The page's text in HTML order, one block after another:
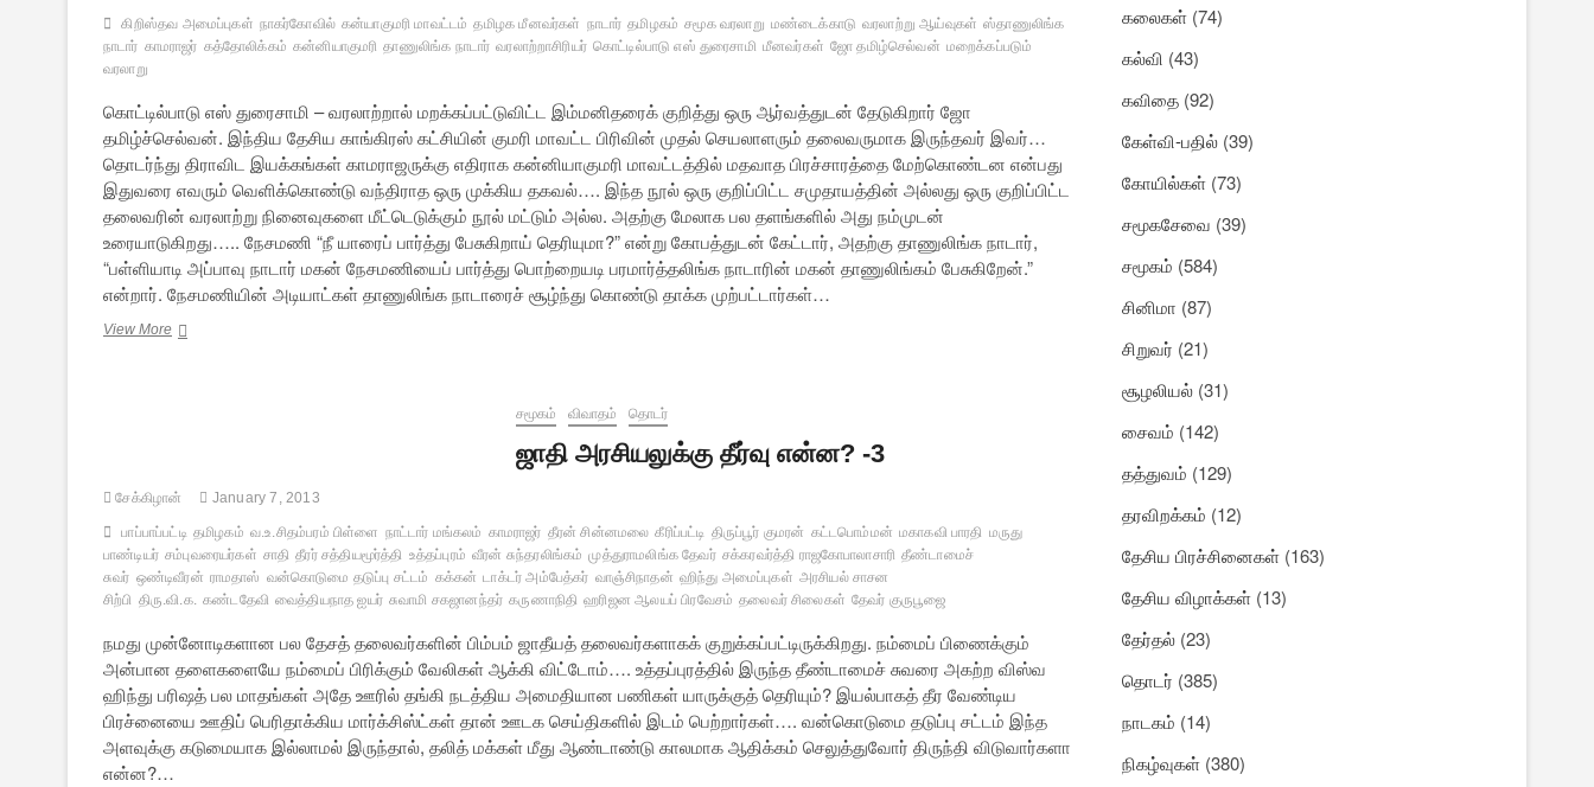
கிறிஸ்தவ அமைப்புகள் நாகர்கோவில் கன்யாகுமரி மாவட்டம் தமிழக மீனவர்கள் நாடார் தமிழகம் சமூக வரலாறு மண்டைக்காடு வரலாற்று ஆய்வுகள் ஸ்தாணுலிங்க
நாடார் காமராஜர் கத்தோலிக்கம் கன்னியாகுமரி தாணுலிங்க நாடார் வரலாற்றாசிரியர் கொட்டில்பாடு எஸ் துரைசாமி மீனவர்கள் ஜோ தமிழ்செல்வன் மறைக்கப்படும்
வரலாறு
கொட்டில்பாடு எஸ் துரைசாமி – வரலாற்றால் மறக்கப்பட்டுவிட்ட இம்மனிதரைக் குறித்து ஒரு ஆர்வத்துடன் தேடுகிறார் ஜோ
தமிழ்ச்செல்வன். இந்திய தேசிய காங்கிரஸ் கட்சியின் குமரி மாவட்ட பிரிவின் முதல் செயலாளரும் தலைவருமாக இருந்தவர் இவர்…
தொடர்ந்து திராவிட இயக்கங்கள் காமராஜருக்கு எதிராக கன்னியாகுமரி மாவட்டத்தில் மதவாத பிரச்சாரத்தை மேற்கொண்டன என்பது
இதுவரை எவரும் வெளிக்கொண்டு வந்திராத ஒரு முக்கிய தகவல்…. இந்த நூல் ஒரு குறிப்பிட்ட சமுதாயத்தின் அல்லது ஒரு குறிப்பிட்ட
தலைவரின் வரலாற்று நினைவுகளை மீட்டெடுக்கும் நூல் மட்டும் அல்ல. அதற்கு மேலாக பல தளங்களில் அது நம்முடன்
உரையாடுகிறது….. நேசமணி “நீ யாரைப் பார்த்து பேசுகிறாய் தெரியுமா?” என்று கோபத்துடன் கேட்டார், அதற்கு தாணுலிங்க நாடார்,
“பள்ளியாடி அப்பாவு நாடார் மகன் நேசமணியைப் பார்த்து பொற்றையடி பரமார்த்தலிங்க நாடாரின் மகன் தாணுலிங்கம் பேசுகிறேன்.”
என்றார். நேசமணியின் அடியாட்கள் தாணுலிங்க நாடாரைச் சூழ்ந்து கொண்டு தாக்க முற்பட்டார்கள்…
View Moreகுமரி
சமூகம்
விவாதம் தொடர்
ஜாதி அரசியலுக்கு தீர்வு என்ன? -3
சேக்கிழான் January 7, 2013
பாப்பாப்பட்டி தமிழகம் வ.உ.சிதம்பரம் பிள்ளை நாட்டார் மங்கலம் காமராஜர் தீரன் சின்னமலை கீரிப்பட்டி திருப்பூர் குமரன் கட்டபொம்மன் மகாகவி பாரதி மருது
பாண்டியர் சம்புவரையர்கள் சாதி தீரர் சத்தியமூர்த்தி உத்தப்புரம் வீரன் சுந்தரலிங்கம் முத்துராமலிங்க தேவர் சக்கரவர்த்தி ராஜகோபாலாசாரி தீண்டாமைச்
சுவர் ஒண்டிவீரன் ராமதாஸ் வன்கொடுமை தடுப்பு சட்டம் கக்கன் டாக்டர் அம்பேத்கர் வாஞ்சிநாதன் ஹிந்து அமைப்புகள் அரசியல் சாசன
சிற்பி திரு.வி.க. கண்டதேவி வைத்தியநாத ஐயர் சுவாமி சகஜானந்தர் கருணாநிதி ஹரிஜன ஆலயப் பிரவேசம் தலைவர் சிலைகள் தேவர் குருபூஜை
நமது முன்னோடிகளான பல தேசத் தலைவர்களின் பிம்பம் ஜாதீயத் தலைவர்களாகக் குறுக்கப்பட்டிருக்கிறது. நம்மைப் பிணைக்கும்
அன்பான தளைகளையே நம்மைப் பிரிக்கும் வேலிகள் ஆக்கி விட்டோம்…. உத்தப்புரத்தில் இருந்த தீண்டாமைச் சுவரை அகற்ற விஸ்வ
ஹிந்து பரிஷத் பல மாதங்கள் அதே ஊரில் தங்கி நடத்திய அமைதியான பணிகள் யாருக்குத் தெரியும்? இயல்பாகத் தீர வேண்டிய
பிரச்னையை ஊதிப் பெரிதாக்கிய மார்க்சிஸ்ட்கள் தான் ஊடக செய்திகளில் இடம் பெற்றார்கள்…. வன்கொடுமை தடுப்பு சட்டம் இந்த
அளவுக்கு கடுமையாக இல்லாமல் இருந்தால், தலித் மக்கள் மீது ஆண்டாண்டு காலமாக ஆதிக்கம் செலுத்துவோர் திருந்தி விடுவார்களா
என்ன?…
கலைகள் (74)
கல்வி (43)
கவிதை (92)
கேள்வி-பதில் (39)
கோயில்கள் (73)
சமூகசேவை (39)
சமூகம் (584)
சினிமா (87)
சிறுவர் (21)
சூழலியல் (31)
சைவம் (142)
தத்துவம் (129)
தரவிறக்கம் (12)
தேசிய பிரச்சினைகள் (163)
தேசிய விழாக்கள் (13)
தேர்தல் (23)
தொடர் (385)
நாடகம் (14)
நிகழ்வுகள் (380)